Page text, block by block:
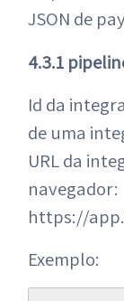
JSON de
4.3.1
Id da
de uma
URL da
navegador:
https://
Exemplo: